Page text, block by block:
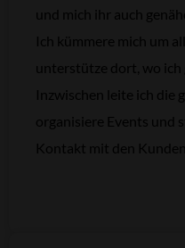
und mich ihr auch
Ich kümmere mich um
unterstütze dort, wo ich
Inzwischen leite ich die
organisiere Events und
Kontakt mit den Kunden.